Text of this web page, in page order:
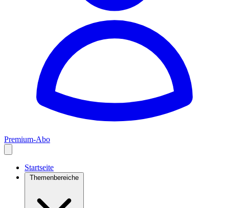
Premium-Abo
Startseite
Themenbereiche